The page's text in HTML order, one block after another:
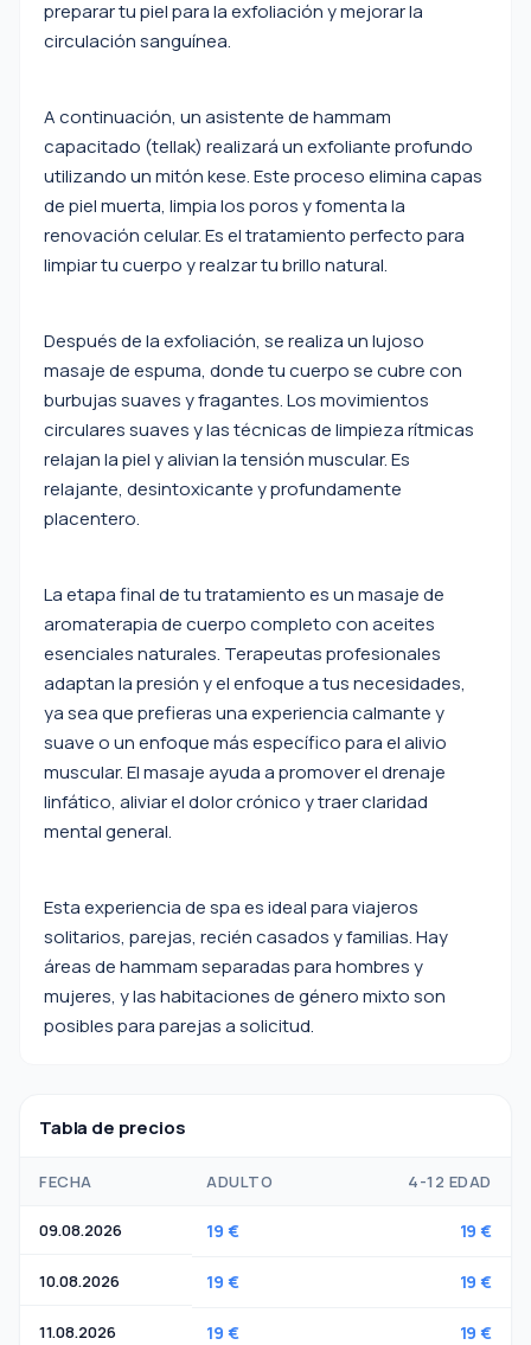
preparar tu piel para la exfoliación y mejorar la
circulación sanguínea.
A continuación, un asistente de hammam
capacitado (tellak) realizará un exfoliante profundo
utilizando un mitón kese. Este proceso elimina capas
de piel muerta, limpia los poros y fomenta la
renovación celular. Es el tratamiento perfecto para
limpiar tu cuerpo y realzar tu brillo natural.
Después de la exfoliación, se realiza un lujoso
masaje de espuma, donde tu cuerpo se cubre con
burbujas suaves y fragantes. Los movimientos
circulares suaves y las técnicas de limpieza rítmicas
relajan la piel y alivian la tensión muscular. Es
relajante, desintoxicante y profundamente
placentero.
La etapa final de tu tratamiento es un masaje de
aromaterapia de cuerpo completo con aceites
esenciales naturales. Terapeutas profesionales
adaptan la presión y el enfoque a tus necesidades,
ya sea que prefieras una experiencia calmante y
suave o un enfoque más específico para el alivio
muscular. El masaje ayuda a promover el drenaje
linfático, aliviar el dolor crónico y traer claridad
mental general.
Esta experiencia de spa es ideal para viajeros
solitarios, parejas, recién casados y familias. Hay
áreas de hammam separadas para hombres y
mujeres, y las habitaciones de género mixto son
posibles para parejas a solicitud.
Tabla de precios
FECHA ADULTO 4-12 EDAD
09.08.2026 19 € 19 €
10.08.2026 19 € 19 €
11.08.2026 19 € 19 €